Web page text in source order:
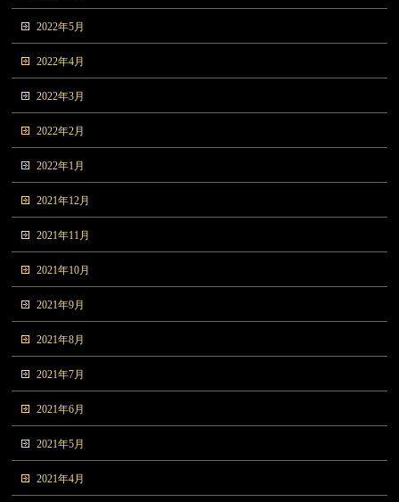
2022年5月
2022年4月
2022年3月
2022年2月
2022年1月
2021年12月
2021年11月
2021年10月
2021年9月
2021年8月
2021年7月
2021年6月
2021年5月
2021年4月